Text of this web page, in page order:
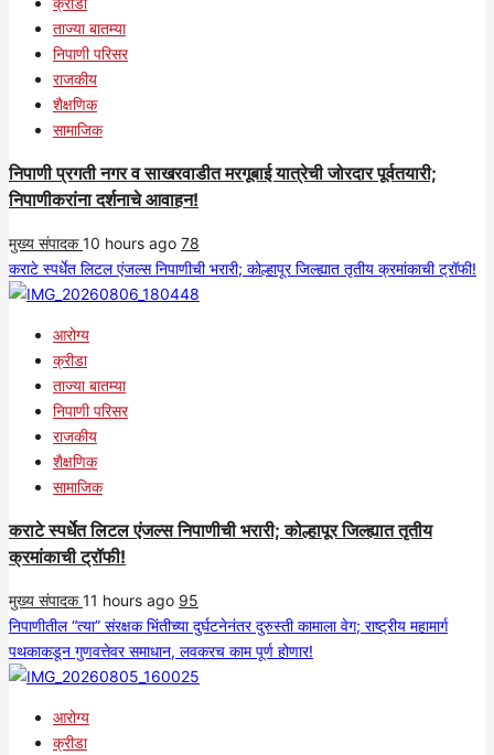
ताज्या बातम्या
निपाणी परिसर
राजकीय
शैक्षणिक
सामाजिक
निपाणी प्रगती नगर व साखरवाडीत मरगूबाई यात्रेची जोरदार पूर्वतयारी;
निपाणीकरांना दर्शनाचे आवाहन!
मुख्य संपादक10 hours ago 78
कराटे स्पर्धेत लिटल एंजल्स निपाणीची भरारी; कोल्हापूर जिल्ह्यात तृतीय क्रमांकाची ट्रॉफी!
आरोग्य
क्रीडा
ताज्या बातम्या
निपाणी परिसर
राजकीय
शैक्षणिक
सामाजिक
कराटे स्पर्धेत लिटल एंजल्स निपाणीची भरारी; कोल्हापूर जिल्ह्यात तृतीय
क्रमांकाची ट्रॉफी!
मुख्य संपादक11 hours ago 95
निपाणीतील “त्या” संरक्षक भिंतीच्या दुर्घटनेनंतर दुरुस्ती कामाला वेग; राष्ट्रीय महामार्ग
पथकाकडून गुणवत्तेवर समाधान, लवकरच काम पूर्ण होणार!
आरोग्य
क्रीडा